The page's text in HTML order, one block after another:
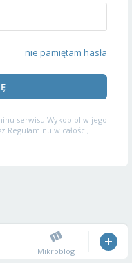
nie pamiętam hasła
serwisu Wykop.pl w jego
Regulaminu w całości,
Mikroblog